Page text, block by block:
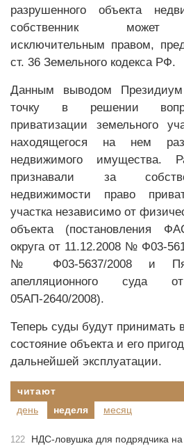
разрушенного объекта
собственник может
исключительным правом,
ст. 36 Земельного кодекса РФ.
Данным выводом
точку в решении
приватизации земельного
находящегося на нем
недвижимого имущества.
признавали за
недвижимости право
участка независимо от
объекта (постановления
округа от 11.12.2008 № Ф03-
№ Ф03-5637/2008 и
апелляционного суда
05АП-2640/2008).
Теперь суды будут принимать
состояние объекта и его
дальнейшей эксплуатации.
читают
день
неделя месяц
122
НДС-ловушка для подрядчика на